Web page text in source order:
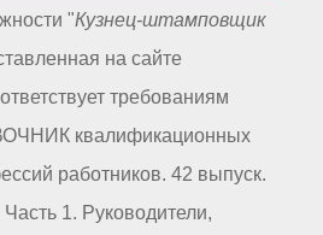
"Кузнец-штамповщик
на сайте
требованиям
квалификационных
работников. 42 выпуск.
1. Руководители,